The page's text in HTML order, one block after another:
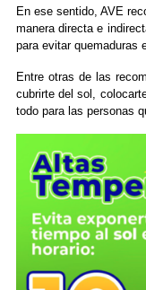
En ese sentido, AVE
manera directa e
para evitar quemaduras
Entre otras de las
cubrirte del sol,
todo para las personas